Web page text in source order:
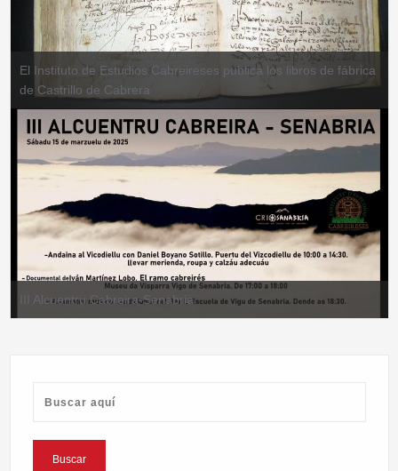
El Instituto de Estudios Cabreireses publica los libros de fábrica
de Castrillo de Cabrera
III Alcuentru Cabreira-Senabria